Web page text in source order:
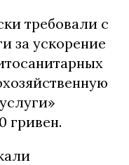
требовали с
за ускорение
гривен.